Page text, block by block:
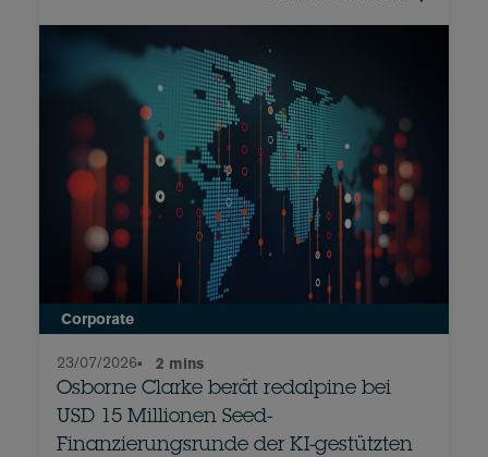
Corporate
Osborne Clarke berät redalpine bei
USD 15 Millionen Seed-
Finanzierungsrunde der KI-gestützten
23/07/2026• 2 mins